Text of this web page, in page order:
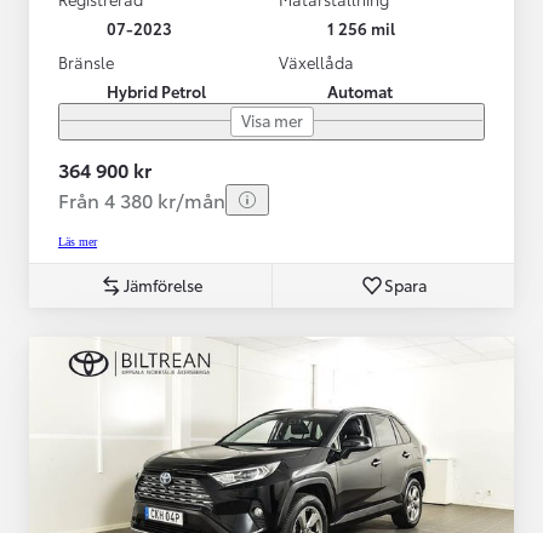
07-2023
1 256 mil
Bränsle
Hybrid Petrol
Växellåda
Automat
Visa mer
364 900 kr
Från 4 380 kr/mån
Läs mer
Jämförelse Spara